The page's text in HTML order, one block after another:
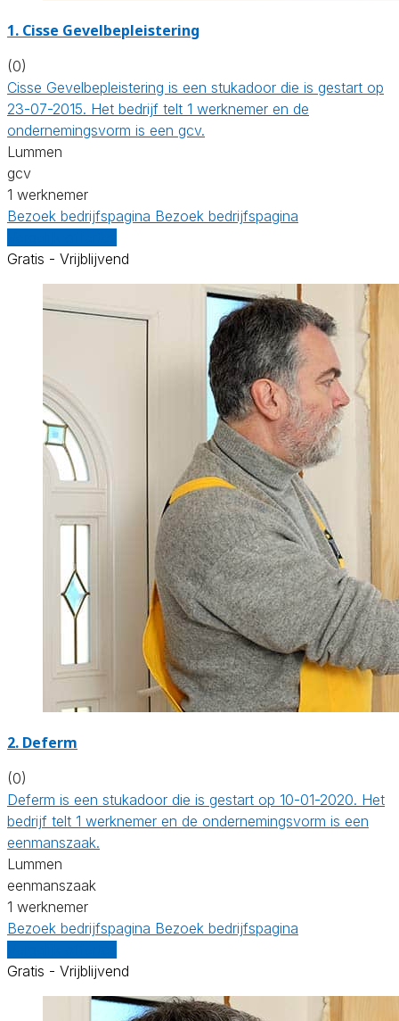
1. Cisse Gevelbepleistering
(0)
Cisse Gevelbepleistering is een stukadoor die is gestart op
23-07-2015. Het bedrijf telt 1 werknemer en de
ondernemingsvorm is een gcv.
Lummen
gcv
1 werknemer
Bezoek bedrijfspagina Bezoek bedrijfspagina
Gratis - Vrijblijvend
2. Deferm
(0)
Deferm is een stukadoor die is gestart op 10-01-2020. Het
bedrijf telt 1 werknemer en de ondernemingsvorm is een
eenmanszaak.
Lummen
eenmanszaak
1 werknemer
Bezoek bedrijfspagina Bezoek bedrijfspagina
Gratis - Vrijblijvend